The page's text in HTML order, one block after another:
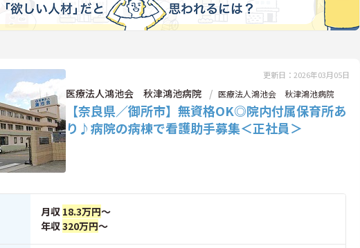
更新日：2026年03月05日
医療法人鴻池会 秋津鴻池病院 医療法人鴻池会 秋津鴻池病院
【奈良県／御所市】無資格OK◎院内付属保育所あ
り♪病院の病棟で看護助手募集＜正社員＞
月収 18.3万円～
年収320万円～